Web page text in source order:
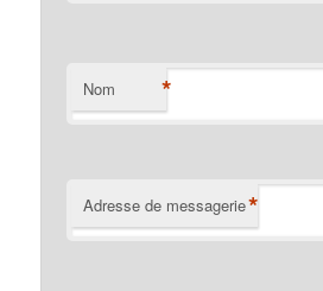
Nom *
Adresse de messagerie*